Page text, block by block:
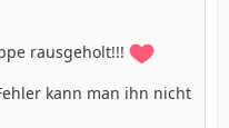
rausgeholt!!!
kann man ihn nicht